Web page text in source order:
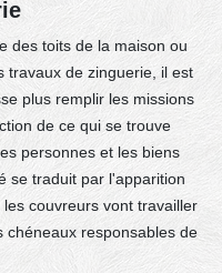
des toits de la maison ou
travaux de zinguerie, il est
plus remplir les missions
de ce qui se trouve
personnes et les biens
se traduit par l'apparition
couvreurs vont travailler
chéneaux responsables de